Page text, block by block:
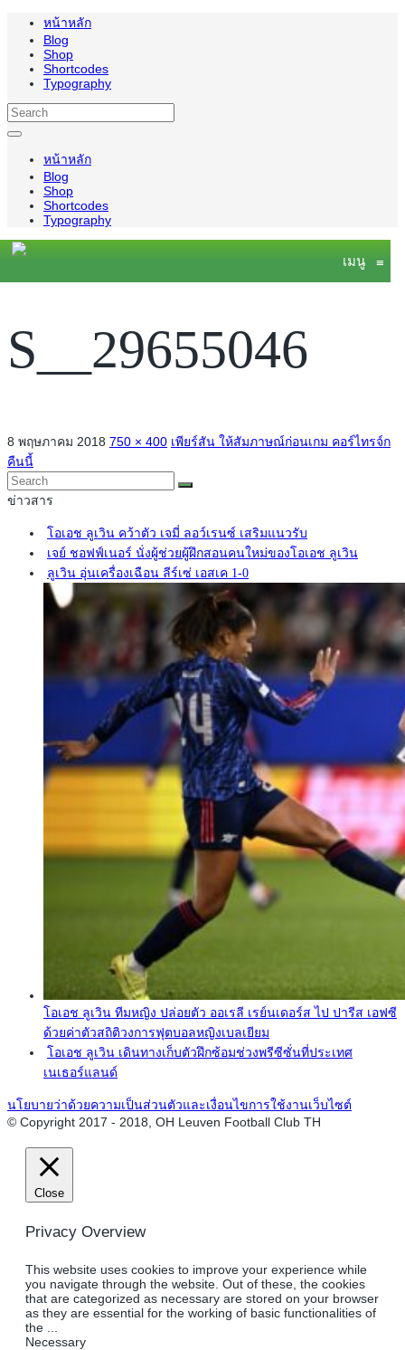
หน้าหลัก
Blog
Shop
Shortcodes
Typography
หน้าหลัก
Blog
Shop
Shortcodes
Typography
เมนู ≡
S__29655046
8 พฤษภาคม 2018 750 × 400 เพียร์สัน ให้สัมภาษณ์ก่อนเกม คอร์ไทรจ์ก
คืนนี้
ข่าวสาร
โอเอช ลูเวิน คว้าตัว เจมี่ ลอว์เรนซ์ เสริมแนวรับ
เจย์ ชอฟฟ์เนอร์ นั่งผู้ช่วยผู้ฝึกสอนคนใหม่ของโอเอช ลูเวิน
ลูเวิน อุ่นเครื่องเฉือน ลีร์เซ่ เอสเค 1-0
โอเอช ลูเวิน ทีมหญิง ปล่อยตัว ออเรลี เรย์นเดอร์ส ไป ปารีส เอฟซี
ด้วยค่าตัวสถิติวงการฟุตบอลหญิงเบลเยียม
โอเอช ลูเวิน เดินทางเก็บตัวฝึกซ้อมช่วงพรีซีซั่นที่ประเทศ
เนเธอร์แลนด์
นโยบายว่าด้วยความเป็นส่วนตัวและเงื่อนไขการใช้งานเว็บไซต์
© Copyright 2017 - 2018, OH Leuven Football Club TH
Close
Privacy Overview
This website uses cookies to improve your experience while
you navigate through the website. Out of these, the cookies
that are categorized as necessary are stored on your browser
as they are essential for the working of basic functionalities of
the
Necessary